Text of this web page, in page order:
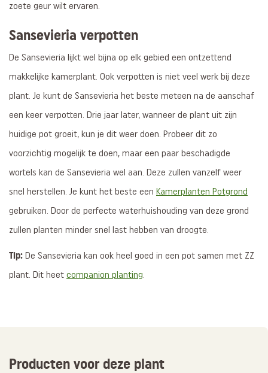
zoete geur wilt ervaren.
Sansevieria verpotten
De Sansevieria lijkt wel bijna op elk gebied een ontzettend
makkelijke kamerplant. Ook verpotten is niet veel werk bij deze
plant. Je kunt de Sansevieria het beste meteen na de aanschaf
een keer verpotten. Drie jaar later, wanneer de plant uit zijn
huidige pot groeit, kun je dit weer doen. Probeer dit zo
voorzichtig mogelijk te doen, maar een paar beschadigde
wortels kan de Sansevieria wel aan. Deze zullen vanzelf weer
snel herstellen. Je kunt het beste een Kamerplanten Potgrond
gebruiken. Door de perfecte waterhuishouding van deze grond
zullen planten minder snel last hebben van droogte.
Tip: De Sansevieria kan ook heel goed in een pot samen met ZZ
plant. Dit heet companion planting.
Producten voor deze plant